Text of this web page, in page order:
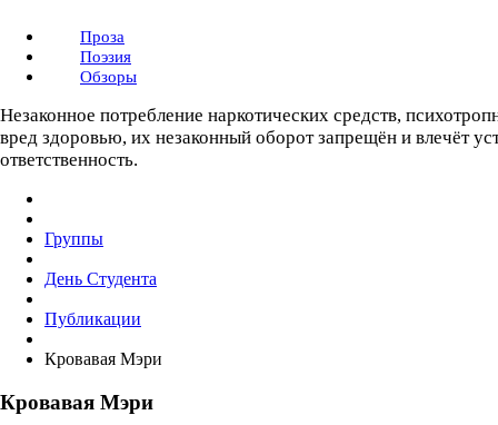
Проза
Поэзия
Обзоры
Незаконное потребление наркотических средств,
вред здоровью, их незаконный оборот запрещён и влечёт
ответственность.
Группы
День Студента
Публикации
Кровавая Мэри
Кровавая Мэри